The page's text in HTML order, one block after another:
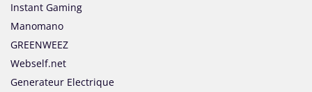
Instant Gaming
Manomano
GREENWEEZ
Webself.net
Generateur Electrique